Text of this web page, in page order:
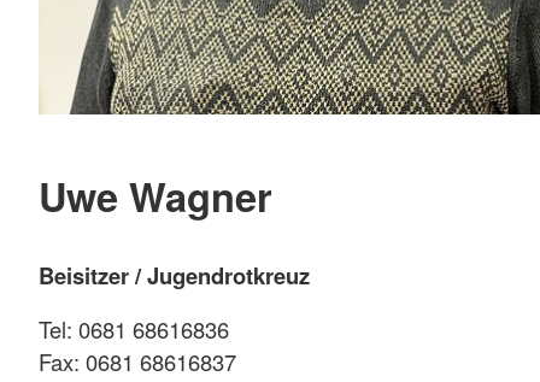
Uwe Wagner
Beisitzer / Jugendrotkreuz
Tel: 0681 68616836
Fax: 0681 68616837